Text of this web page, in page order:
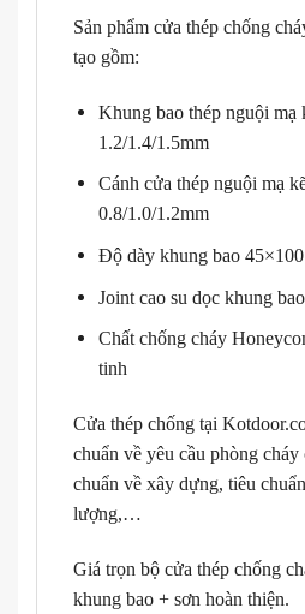
Sản phẩm cửa thép chống
tạo gồm:
Khung bao thép nguội mạ
1.2/1.4/1.5mm
Cánh cửa thép nguội mạ
0.8/1.0/1.2mm
Độ dày khung bao
Joint cao su dọc khung bao
Chất chống cháy
tinh
Cửa thép chống tại
chuẩn về yêu cầu phòng cháy
chuẩn về xây dựng, tiêu
lượng,…
Giá trọn bộ cửa thép chống
khung bao + sơn hoàn thiện.